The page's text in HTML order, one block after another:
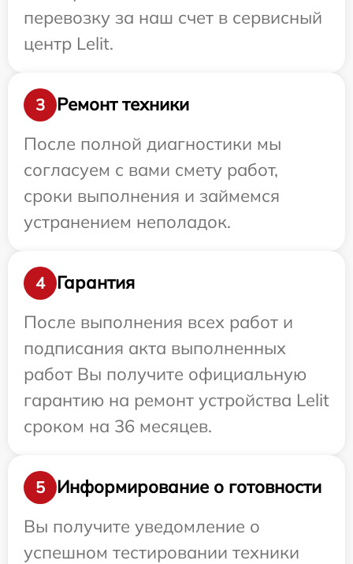
перевозку за наш счет в сервисный
центр Lelit.
3
Ремонт техники
После полной диагностики мы
согласуем с вами смету работ,
сроки выполнения и займемся
устранением неполадок.
4
Гарантия
После выполнения всех работ и
подписания акта выполненных
работ Вы получите официальную
гарантию на ремонт устройства Lelit
сроком на 36 месяцев.
5
Информирование о готовности
Вы получите уведомление о
успешном тестировании техники